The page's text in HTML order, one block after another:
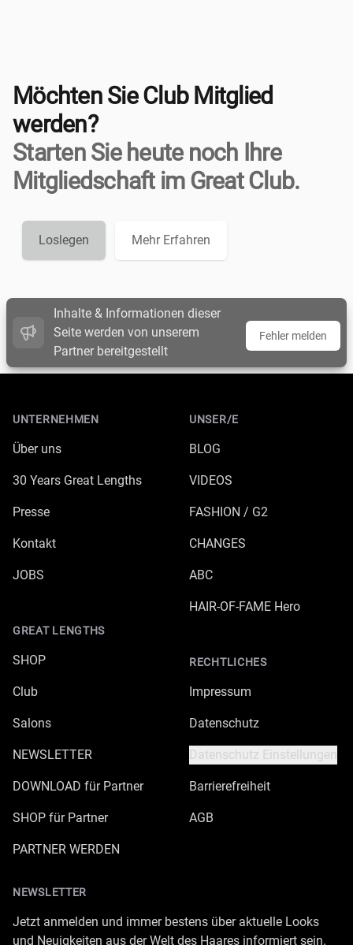
Möchten Sie Club Mitglied
werden?
Starten Sie heute noch Ihre
Mitgliedschaft im Great Club.
Loslegen Mehr Erfahren
Inhalte & Informationen dieser
Seite werden von unserem
Partner bereitgestellt
Fehler melden
UNTERNEHMEN
Über uns
30 Years Great Lengths
Presse
Kontakt
JOBS
GREAT LENGTHS
SHOP
Club
Salons
NEWSLETTER
DOWNLOAD für Partner
SHOP für Partner
PARTNER WERDEN
UNSER/E
BLOG
VIDEOS
FASHION / G2
CHANGES
ABC
HAIR-OF-FAME Hero
RECHTLICHES
Impressum
Datenschutz
Datenschutz Einstellungen
Barrierefreiheit
AGB
NEWSLETTER
Jetzt anmelden und immer bestens über aktuelle Looks
und Neuigkeiten aus der Welt des Haares informiert sein.